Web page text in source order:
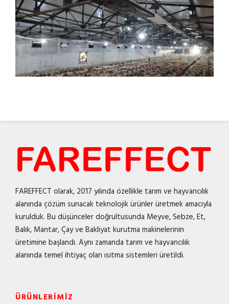
FAREFFECT olarak, 2017 yılında özellikle tarım ve hayvancılık
alanında çözüm sunacak teknolojik ürünler üretmek amacıyla
kurulduk. Bu düşünceler doğrultusunda Meyve, Sebze, Et,
Balık, Mantar, Çay ve Bakliyat kurutma makinelerinin
üretimine başlandı. Aynı zamanda tarım ve hayvancılık
alanında temel ihtiyaç olan ısıtma sistemleri üretildi.
ÜRÜNLERIMIZ